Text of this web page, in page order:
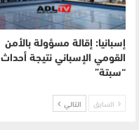
إسبانيا: إقالة مسؤولة بالأمن
القومي الإسباني نتيجة أحداث
“سبتة”
السابق التالي